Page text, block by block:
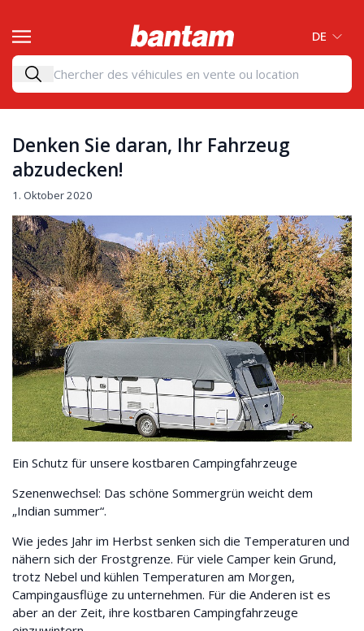
DE
Denken Sie daran, Ihr Fahrzeug
abzudecken!
1. Oktober 2020
Ein Schutz für unsere kostbaren Campingfahrzeuge
Szenenwechsel: Das schöne Sommergrün weicht dem
„Indian summer“.
Wie jedes Jahr im Herbst senken sich die Temperaturen und
nähern sich der Frostgrenze. Für viele Camper kein Grund,
trotz Nebel und kühlen Temperaturen am Morgen,
Campingausflüge zu unternehmen. Für die Anderen ist es
aber an der Zeit, ihre kostbaren Campingfahrzeuge